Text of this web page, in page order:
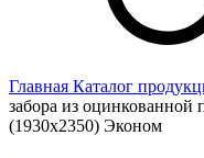
Главная Каталог
забора из
(1930х2350) Эконом